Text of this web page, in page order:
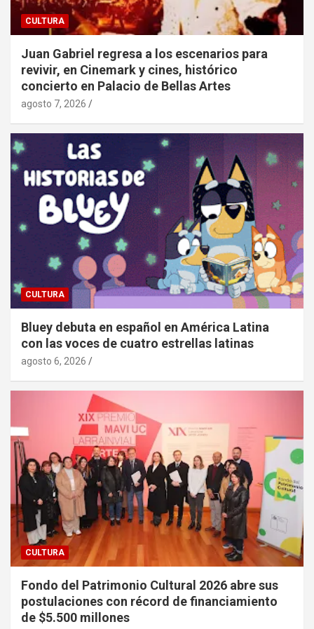
CULTURA
Juan Gabriel regresa a los escenarios para
revivir, en Cinemark y cines, histórico
concierto en Palacio de Bellas Artes
agosto 7, 2026
CULTURA
Bluey debuta en español en América Latina
con las voces de cuatro estrellas latinas
agosto 6, 2026
CULTURA
Fondo del Patrimonio Cultural 2026 abre sus
postulaciones con récord de financiamiento
de $5.500 millones